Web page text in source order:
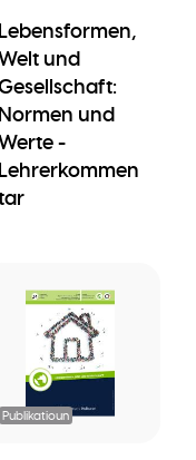
Lebensformen,
und
Normen und
-
Lehrerkommen
Publikatioun